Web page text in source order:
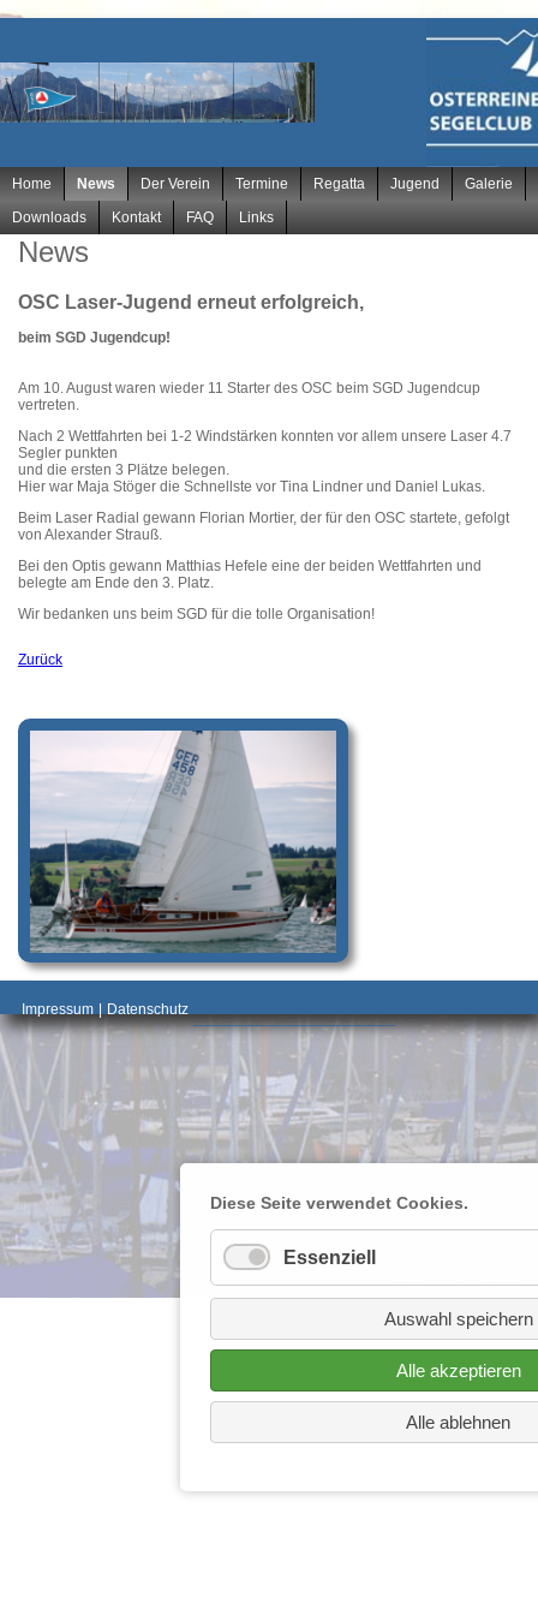
Navigation
überspringen
Home News Der Verein Termine Regatta Jugend
Galerie
Downloads
Kontakt FAQ Links
News
OSC Laser-Jugend erneut erfolgreich,
beim SGD Jugendcup!
Am 10. August waren wieder 11 Starter des OSC beim SGD Jugendcup
vertreten.
Nach 2 Wettfahrten bei 1-2 Windstärken konnten vor allem unsere Laser 4.7
Segler punkten
und die ersten 3 Plätze belegen.
Hier war Maja Stöger die Schnellste vor Tina Lindner und Daniel Lukas.
Beim Laser Radial gewann Florian Mortier, der für den OSC startete, gefolgt
von Alexander Strauß.
Bei den Optis gewann Matthias Hefele eine der beiden Wettfahrten und
belegte am Ende den 3. Platz.
Wir bedanken uns beim SGD für die tolle Organisation!
Zurück
Impressum | Datenschutz ________________________
Diese Seite verwendet Cookies.
Essenziell
Auswahl speichern
Alle akzeptieren
Alle ablehnen